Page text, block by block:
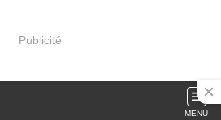
Publicité
MENU